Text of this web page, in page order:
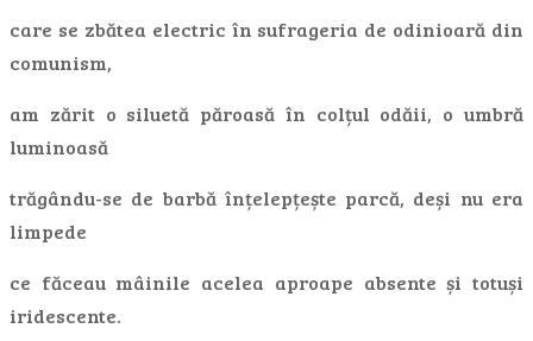
care se zbătea electric în sufrageria de odinioară din
comunism,
am zărit o siluetă păroasă în colțul odăii, o umbră
luminoasă
trăgându-se de barbă înțelepțește parcă, deși nu era
limpede
ce făceau mâinile acelea aproape absente și totuși
iridescente.